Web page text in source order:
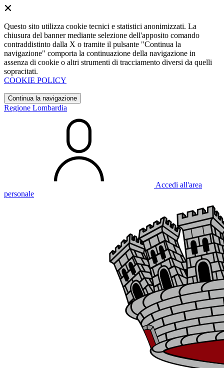
Questo sito utilizza cookie tecnici e statistici anonimizzati. La
chiusura del banner mediante selezione dell'apposito comando
contraddistinto dalla X o tramite il pulsante "Continua la
navigazione" comporta la continuazione della navigazione in
assenza di cookie o altri strumenti di tracciamento diversi da quelli
sopracitati.
COOKIE POLICY
Continua la navigazione
Regione Lombardia
Accedi all'area
personale